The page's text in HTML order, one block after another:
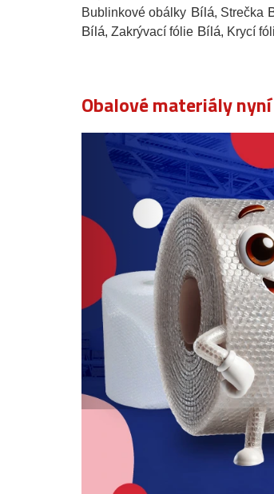
Bublinkové obálky Bílá, Strečka
Bílá, Zakrývací fólie Bílá, Krycí
Obalové materiály
Předchozí